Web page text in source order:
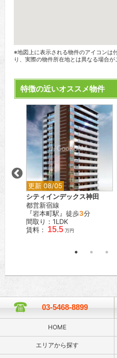
※地図上に表示される物件のアイコンは
り、実際の物件所在地とは異なる場合が
特徴の近いオススメ物件
更新 08/05
シティインデックス神田
都営新宿線
『岩本町駅』徒歩3分
間取り：1LDK
賃料： 15.5 万円
03-5468-8899
HOME
エリアから探す